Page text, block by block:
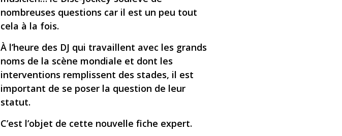
nombreuses questions car il est un peu tout
cela à la fois.
À l’heure des DJ qui travaillent avec les grands
noms de la scène mondiale et dont les
interventions remplissent des stades, il est
important de se poser la question de leur
statut.
C’est l’objet de cette nouvelle fiche expert.